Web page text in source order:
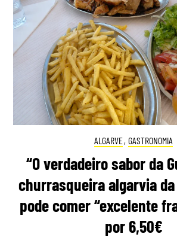
ALGARVE, GASTRONOMIA
“O verdadeiro sabor da
churrasqueira algarvia da
pode comer “excelente
por 6,50€